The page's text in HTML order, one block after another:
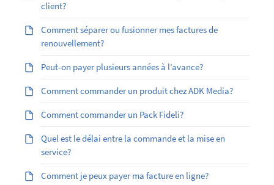
client?
Comment séparer ou fusionner mes factures de
renouvellement?
Peut-on payer plusieurs années à l’avance?
Comment commander un produit chez ADK Media?
Comment commander un Pack Fideli?
Quel est le délai entre la commande et la mise en
service?
Comment je peux payer ma facture en ligne?